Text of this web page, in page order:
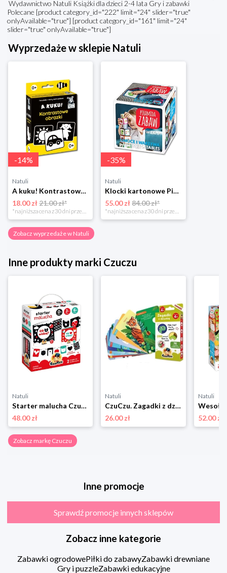
Wydawnictwo Natuli Książki dla dzieci 2-4 lata Gry i zabawki
Polecane [product category_id="222" limit="24" slider="true"
onlyAvailable="true"] [product category_id="161" limit="24"
slider="true" onlyAvailable="true"]
Wyprzedaże w sklepie Natuli
-14%
Natuli
A kuku! Kontrastowe obrazki. Karty kontrastowe + poradnik 0+ Edgard
18.00 zł21.00 zł*
*najniższa cena z 30 dni przed obniżką
-35%
Natuli
Klocki kartonowe Piramida Zabaw. Owoce i Warzywa Piramida zabaw
55.00 zł 84.00 zł*
*najniższa cena z 30 dni przed obniżką
Zobacz wyprzedaże w Natuli
Inne produkty marki Czuczu
Natuli
Starter malucha Czuczu
48.00 zł
Natuli
CzuCzu. Zagadki z dziurką dla dzieci 4+ Czuczu
26.00 zł
Natuli
52.00 zł
Zobacz markę Czuczu
Inne promocje
Sprawdź promocje innych sklepów
Zobacz inne kategorie
Zabawki ogrodowePiłki do zabawyZabawki drewniane
Gry i puzzleZabawki edukacyjne